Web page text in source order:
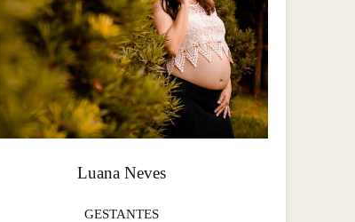
Luana Neves
GESTANTES